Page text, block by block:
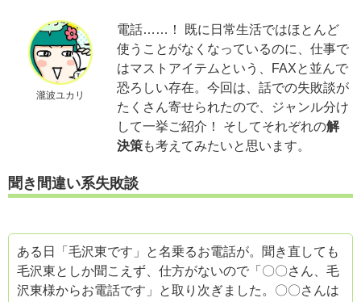
瀧波ユカリ
電話……！ 既に日常生活ではほとんど
使うことがなくなっているのに、仕事で
はマストアイテムという、FAXと並んで
恐ろしい存在。今回は、話での失敗談が
たくさん寄せられたので、ジャンル分け
して一挙ご紹介！ そしてそれぞれの解
決策も考えてみたいと思います。
聞き間違い系失敗談
ある日「毛沢東です」と名乗るお電話が。聞き直しても
毛沢東としか聞こえず、仕方がないので「〇〇さん、毛
沢東様からお電話です」と取り次ぎました。〇〇さんは